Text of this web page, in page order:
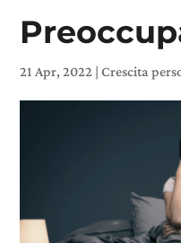
21 Apr, 2022 |Crescita